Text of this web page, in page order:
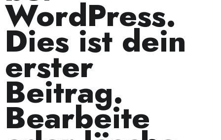
WordPress.
Dies ist dein
erster
Beitrag.
Bearbeite